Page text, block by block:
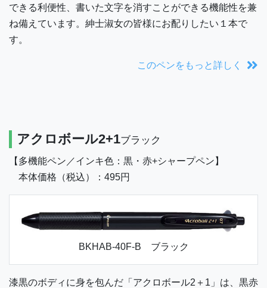
できる利便性、書いた文字を消すことができる機能性を兼
ね備えています。紳士淑女の皆様にお配りしたい１本で
す。
このペンをもっと詳しく
アクロボール2+1ブラック
【多機能ペン／インキ色：黒・赤+シャープペン】
本体価格（税込）：495円
BKHAB-40F-B ブラック
漆黒のボディに身を包んだ「アクロボール2＋1」は、黒赤